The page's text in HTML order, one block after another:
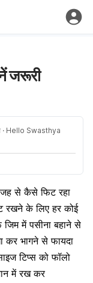
जरूरी
· Hello Swasthya
से कैसे फिट रहा
रखने के लिए हर कोई
जिम में पसीना बहाने से
कर भागने से फायदा
टिप्स को फॉलो
में रख कर